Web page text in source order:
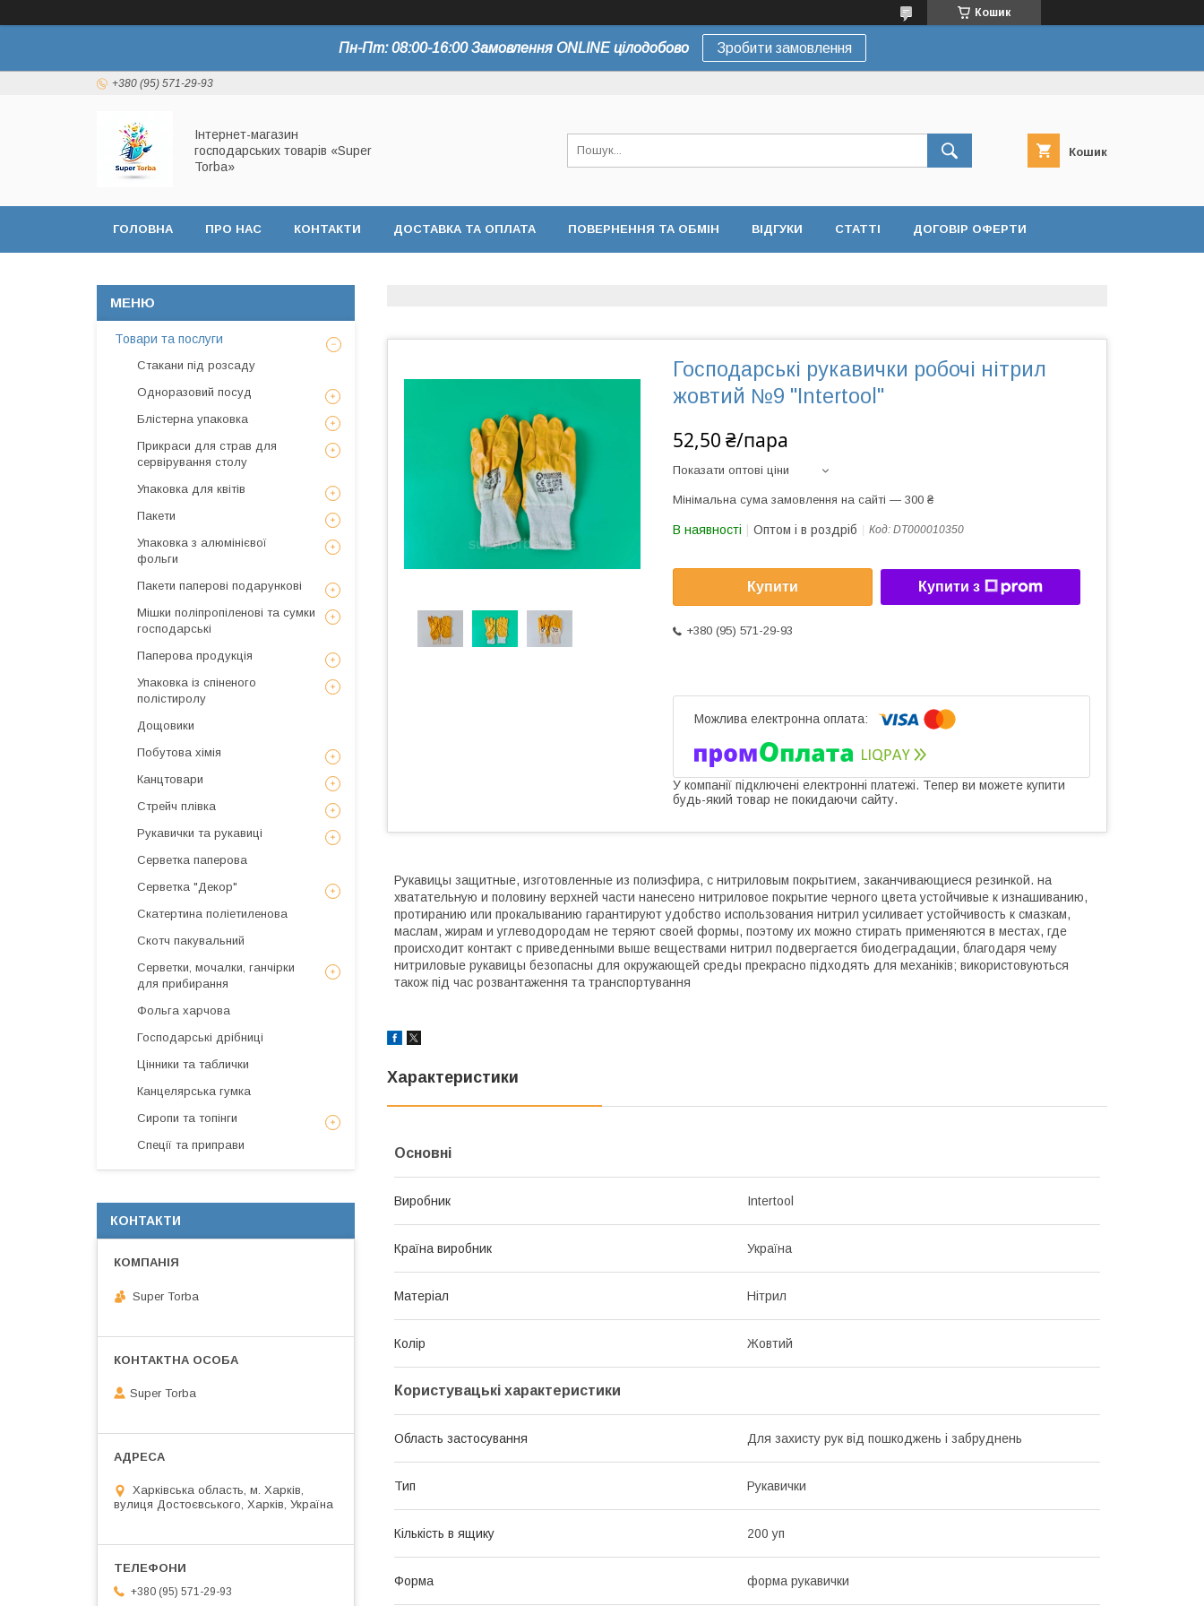
Кошик
Пн-Пт: 08:00-16:00 Замовлення ONLINE цілодобово Зробити замовлення
+380 (95) 571-29-93
Інтернет-магазин
господарських товарів «Super
Torba»
Кошик
ГОЛОВНА ПРО НАС КОНТАКТИ ДОСТАВКА ТА ОПЛАТА ПОВЕРНЕННЯ ТА ОБМІН ВІДГУКИ СТАТТІ ДОГОВІР ОФЕРТИ
Господарські рукавички робочі нітрил
жовтий №9 "Intertool"
52,50 ₴/пара
Показати оптові ціни
Мінімальна сума замовлення на сайті — 300 ₴
В наявності Оптом і в роздріб Код: DT000010350
Купити Купити з
+380 (95) 571-29-93
У компанії підключені електронні платежі. Тепер ви можете купити
будь-який товар не покидаючи сайту.
Рукавицы защитные, изготовленные из полиэфира, с нитриловым покрытием, заканчивающиеся резинкой. на
хватательную и половину верхней части нанесено нитриловое покрытие черного цвета устойчивые к изнашиванию,
протиранию или прокалыванию гарантируют удобство использования нитрил усиливает устойчивость к смазкам,
маслам, жирам и углеводородам не теряют своей формы, поэтому их можно стирать применяются в местах, где
происходит контакт с приведенными выше веществами нитрил подвергается биодеградации, благодаря чему
нитриловые рукавицы безопасны для окружающей среды прекрасно підходять для механіків; використовуються
також під час розвантаження та транспортування
Характеристики
Основні
Виробник Intertool
Країна виробник Україна
Матеріал Нітрил
Колір Жовтий
Користувацькі характеристики
Область застосування Для захисту рук від пошкоджень і забруднень
Тип Рукавички
Кількість в ящику 200 уп
Форма форма рукавички
Товари та послуги
Стакани під розсаду
Одноразовий посуд
Блістерна упаковка
Прикраси для страв для
сервірування столу
Упаковка для квітів
Пакети
Упаковка з алюмінієвої
фольги
Пакети паперові подарункові
Мішки поліпропіленові та сумки
господарські
Паперова продукція
Упаковка із спіненого
полістиролу
Дощовики
Побутова хімія
Канцтовари
Стрейч плівка
Рукавички та рукавиці
Серветка паперова
Серветка "Декор"
Скатертина поліетиленова
Скотч пакувальний
Серветки, мочалки, ганчірки
для прибирання
Фольга харчова
Господарські дрібниці
Цінники та таблички
Канцелярська гумка
Сиропи та топінги
Спеції та приправи
КОНТАКТИ
Super Torba
Super Torba
Харківська область, м. Харків,
вулиця Достоєвського, Харків, Україна
+380 (95) 571-29-93